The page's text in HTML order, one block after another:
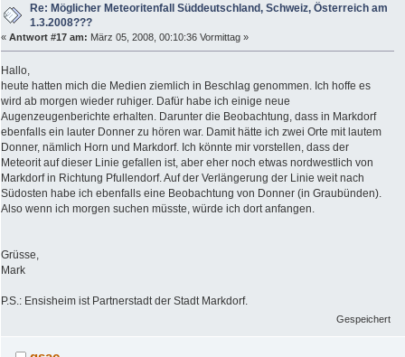
Re: Möglicher Meteoritenfall Süddeutschland, Schweiz, Österreich am
1.3.2008???
« Antwort #17 am: März 05, 2008, 00:10:36 Vormittag »
Hallo,
heute hatten mich die Medien ziemlich in Beschlag genommen. Ich hoffe es
wird ab morgen wieder ruhiger. Dafür habe ich einige neue
Augenzeugenberichte erhalten. Darunter die Beobachtung, dass in Markdorf
ebenfalls ein lauter Donner zu hören war. Damit hätte ich zwei Orte mit lautem
Donner, nämlich Horn und Markdorf. Ich könnte mir vorstellen, dass der
Meteorit auf dieser Linie gefallen ist, aber eher noch etwas nordwestlich von
Markdorf in Richtung Pfullendorf. Auf der Verlängerung der Linie weit nach
Südosten habe ich ebenfalls eine Beobachtung von Donner (in Graubünden).
Also wenn ich morgen suchen müsste, würde ich dort anfangen.
Grüsse,
Mark
P.S.: Ensisheim ist Partnerstadt der Stadt Markdorf.
Gespeichert